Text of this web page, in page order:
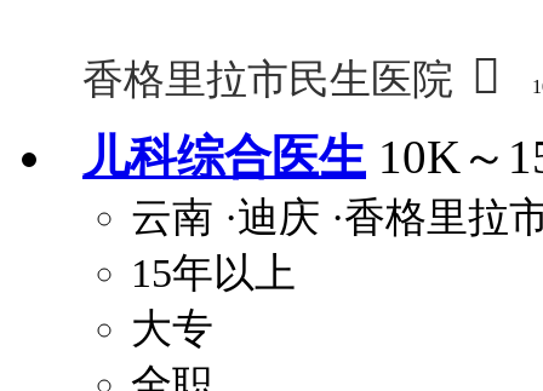
香格里拉市民生医院 
儿科综合医生 10K～
云南 ·迪庆 ·香格里拉
15年以上
大专